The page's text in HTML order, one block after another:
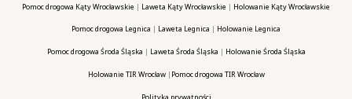
Pomoc drogowa Kąty Wrocławskie | Laweta Kąty Wrocławskie | Holowanie Kąty Wrocławskie
Pomoc drogowa Legnica | Laweta Legnica | Holowanie Legnica
Pomoc drogowa Środa Śląska | Laweta Środa Śląska | Holowanie Środa Śląska
Holowanie TIR Wrocław| Pomoc drogowa TIR Wrocław
Polityka prywatności